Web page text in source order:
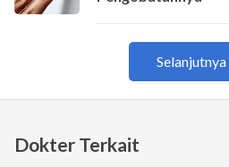
Dokter Terkait